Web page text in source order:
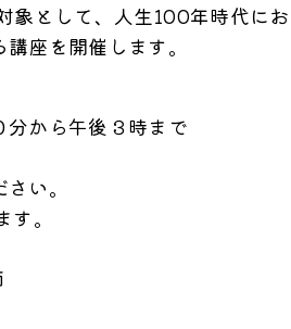
として、人生100年時代に
座を開催します。
から午後３時まで
い。
。